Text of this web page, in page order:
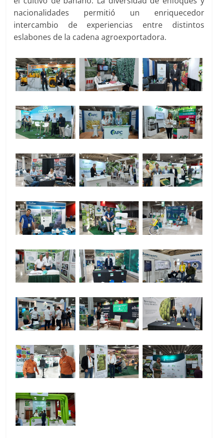
nacionalidades permitió un enriquecedor
intercambio de experiencias entre distintos
eslabones de la cadena agroexportadora.